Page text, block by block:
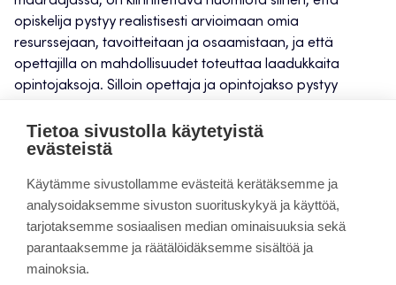
opiskelija pystyy realistisesti arvioimaan omia
resurssejaan, tavoitteitaan ja osaamistaan, ja että
opettajilla on mahdollisuudet toteuttaa laadukkaita
opintojaksoja. Silloin opettaja ja opintojakso pystyy
pääsemisessä.
hyvinvointi kieltenopetus
opetus opiskelijat
Tietoa sivustolla käytetyistä
evästeistä
Käytämme sivustollamme evästeitä kerätäksemme ja
analysoidaksemme sivuston suorituskykyä ja käyttöä,
tarjotaksemme sosiaalisen median ominaisuuksia sekä
parantaaksemme ja räätälöidäksemme sisältöä ja
mainoksia.